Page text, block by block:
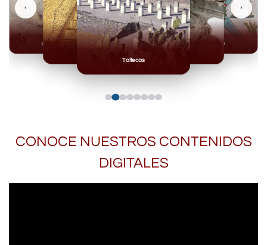
Toltecas
Mexicas
Olmecas
‹ ›
CONOCE NUESTROS CONTENIDOS
DIGITALES